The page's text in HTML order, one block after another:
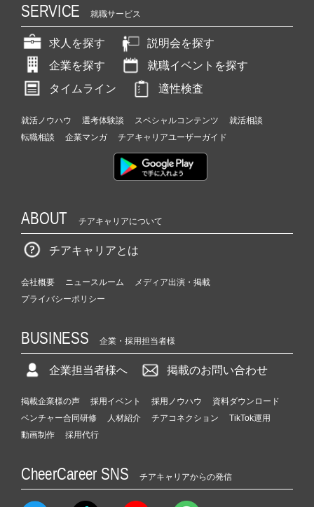
SERVICE 就職サービス
求人を探す
説明会を探す
企業を探す
就職イベントを探す
タイムライン
適性検査
就活ノウハウ 選考体験談 スペシャルコンテンツ
就活相談
転職相談
企業マンガ チアキャリアユーザーガイド
ABOUT チアキャリアについて
チアキャリアとは
会社概要 ニュースルーム
メディア出演・掲載
プライバシーポリシー
BUSINESS 企業・採用担当者様
企業担当者様へ 掲載のお問い合わせ
掲載企業様の声 採用イベント 採用ノウハウ
資料ダウンロード
ベンチャー合同研修
人材紹介 チアコネクション
TikTok運用
動画制作
採用代行
CheerCareer SNS チアキャリアからの発信